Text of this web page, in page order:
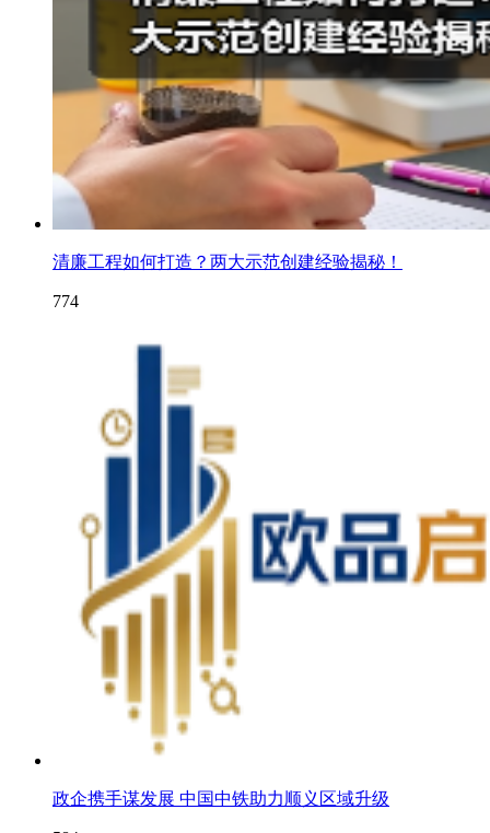
清廉工程如何打造？两大示范创建经验揭秘！
774
政企携手谋发展 中国中铁助力顺义区域升级